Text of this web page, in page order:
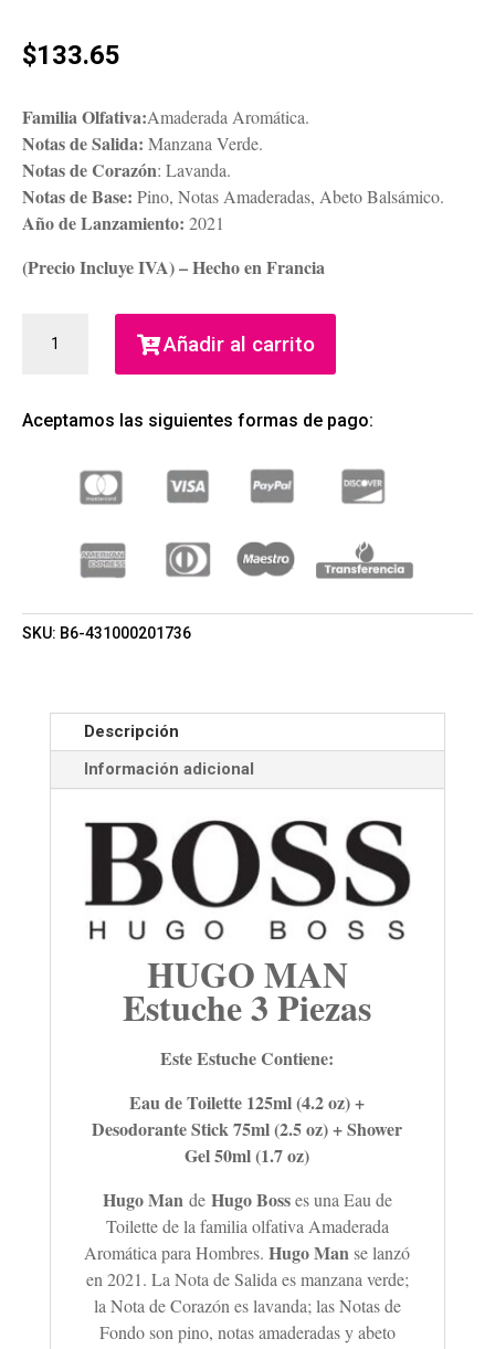
$133.65
Familia Olfativa:Amaderada Aromática.
Notas de Salida: Manzana Verde.
Notas de Corazón: Lavanda.
Notas de Base: Pino, Notas Amaderadas, Abeto Balsámico.
Año de Lanzamiento: 2021
(Precio Incluye IVA) – Hecho en Francia
MAN
125ML+DESODORANTE
(HOMBRE)
Añadir al carrito
Aceptamos las siguientes formas de pago:
SKU: B6-431000201736
Descripción
Información adicional
HUGO MAN
Estuche 3 Piezas
Este Estuche Contiene:
Eau de Toilette 125ml (4.2 oz) +
Desodorante Stick 75ml (2.5 oz) + Shower
Gel 50ml (1.7 oz)
Hugo Mande Hugo Bosses una Eau de
Toilette de la familia olfativa Amaderada
Aromática para Hombres.Hugo Manse lanzó
en 2021. La Nota de Salida es manzana verde;
la Nota de Corazón es lavanda; las Notas de
Fondo son pino, notas amaderadas y abeto